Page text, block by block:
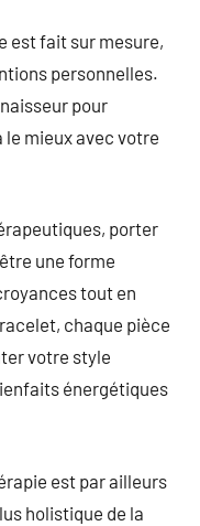
est fait sur mesure,
personnelles.
pour
mieux avec votre
porter
une forme
tout en
chaque pièce
votre style
énergétiques
est par ailleurs
holistique de la